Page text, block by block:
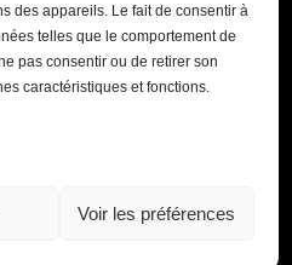
des appareils. Le fait de consentir à
telles que le comportement de
pas consentir ou de retirer son
caractéristiques et fonctions.
Voir les préférences